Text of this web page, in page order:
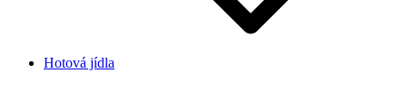
Hotová jídla